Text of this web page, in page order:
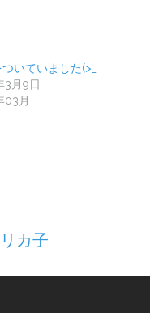
いていました(>_
3月9日
03月
リカ子